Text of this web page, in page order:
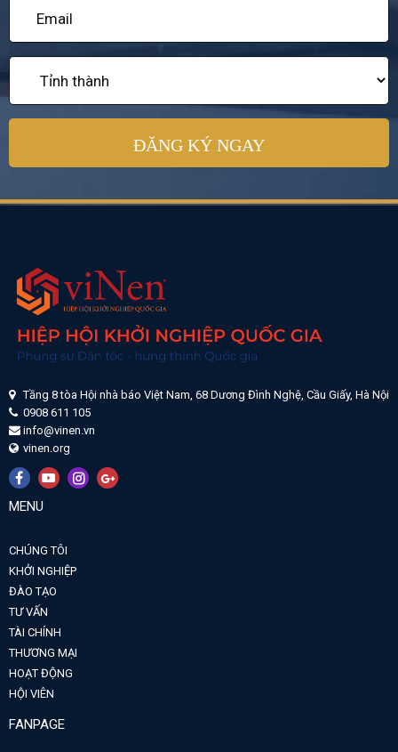
Tầng 8 tòa Hội nhà báo Việt Nam, 68 Dương Đình Nghệ, Cầu Giấy, Hà Nội
0908 611 105
info@vinen.vn
vinen.org
MENU
CHÚNG TÔI
KHỞI NGHIỆP
ĐÀO TẠO
TƯ VẤN
TÀI CHÍNH
THƯƠNG MẠI
HOẠT ĐỘNG
HỘI VIÊN
FANPAGE